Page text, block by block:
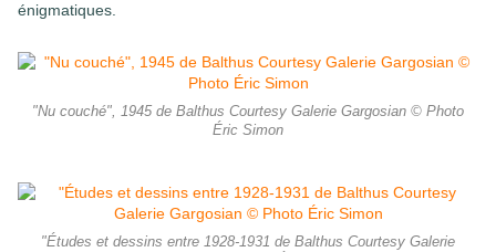
énigmatiques.
"Nu couché", 1945 de Balthus Courtesy Galerie Gargosian © Photo
Éric Simon
"Études et dessins entre 1928-1931 de Balthus Courtesy Galerie